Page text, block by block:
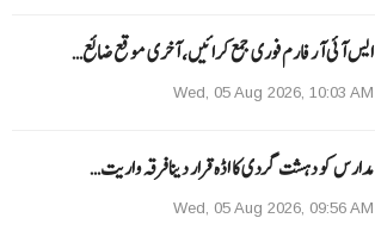
ایس آئی آر فارم فوری جمع کرائیں، آخری موقع ضائع…
Wed, 05 Aug 2026, 10:03 AM
مدارس کو دہشت گردی کا اڈہ قرار دینا فرقہ واریت…
Wed, 05 Aug 2026, 09:56 AM